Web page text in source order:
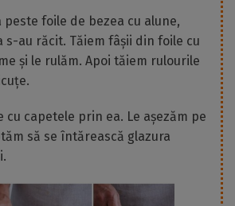
peste foile de bezea cu alune,
s-au răcit. Tăiem fâșii din foile cu
și le rulăm. Apoi tăiem rulourile
cu capetele prin ea. Le așezăm pe
să se întărească glazura